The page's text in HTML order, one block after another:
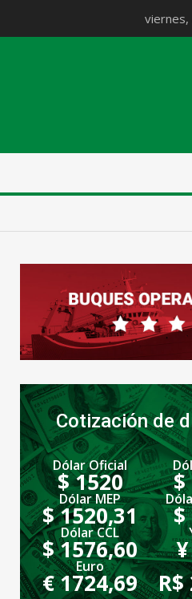
Cotización de
Dólar Oficial
$ 1520 $
Dólar MEP
$ 1520,31 $
Dólar CCL
$ 1576,60
Euro
€ 1724,69 R$